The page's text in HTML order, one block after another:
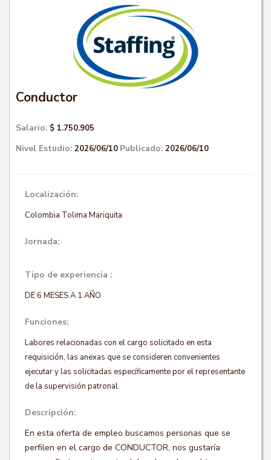
Conductor
Salario: $ 1.750.905
Nivel Estudio: 2026/06/10 Publicado: 2026/06/10
Localización:
Colombia Tolima Mariquita
Jornada:
Tipo de experiencia :
DE 6 MESES A 1 AÑO
Funciones:
Labores relacionadas con el cargo solicitado en esta
requisición, las anexas que se consideren convenientes
ejecutar y las solicitadas específicamente por el representante
de la supervisión patronal.
Descripción:
En esta oferta de empleo buscamos personas que se
perfilen en el cargo de CONDUCTOR, nos gustaría